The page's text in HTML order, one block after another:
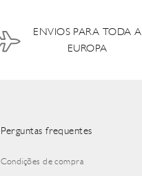
ENVIOS PARA TODA A
EUROPA
Perguntas frequentes
Condições de compra